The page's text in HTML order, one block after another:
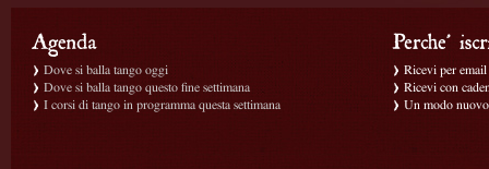
Dove si balla tango oggi
Dove si balla tango questo fine settimana
I corsi di tango in programma questa settimana
Ricevi per
Ricevi con
Un modo